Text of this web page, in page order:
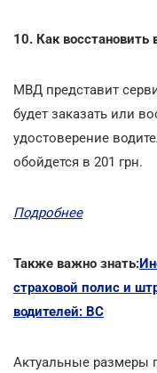
10. Как восстановить
МВД представит
будет заказать или
удостоверение
обойдется в 201 грн.
Подробнее
Также важно знать:
страховой полис и
водителей: ВС
Актуальные размеры